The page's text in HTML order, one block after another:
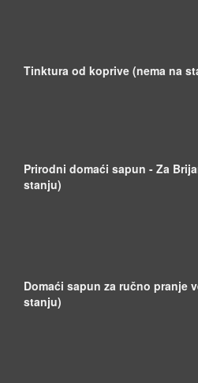
Tinktura od koprive (nema na
Prirodni domaći sapun - Za
stanju)
Domaći sapun za ručno pranje
stanju)